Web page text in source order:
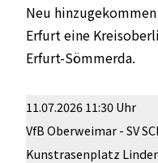
Neu
Erfurt eine
Erfurt-Sömmerda.
11.07.2026 11:30 Uhr
VfB Oberweimar - SV
Kunstrasenplatz